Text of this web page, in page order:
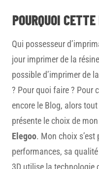
POURQUOI
Qui possesseur
jour imprimer de la
possible d’imprimer de
? Pour quoi faire ? Pour
encore le Blog, alors
présente le choix de
Elegoo. Mon choix
performances, sa